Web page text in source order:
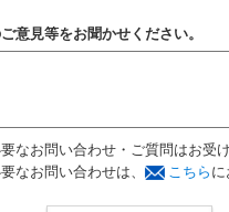
意見等をお聞かせください。
なお問い合わせ・ご質問はお受け
なお問い合わせは、
こちら に